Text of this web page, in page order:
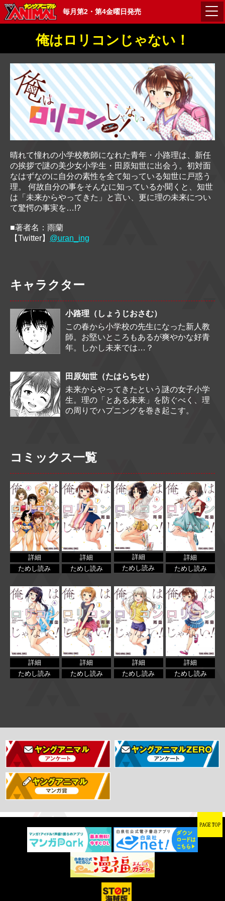
毎月第2・第4金曜日発売
俺はロリコンじゃない！
晴れて憧れの小学校教師になれた青年・小路理は、新任
の挨拶で謎の美少女小学生・田原知世に出会う。初対面
なはずなのに自分の素性を全て知っている知世に戸惑う
理。 何故自分の事をそんなに知っているか聞くと、知世
は「未来からやってきた」と言い、更に理の未来につい
て驚愕の事実を…!?
■著者名：雨蘭
【Twitter】 @uran_ing
キャラクター
小路理 （しょうじおさむ）
この春から小学校の先生になった新人教
師。お堅いところもあるが爽やかな好青
年。しかし未来では…？
田原知世 （たはらちせ）
未来からやってきたという謎の女子小学
生。理の「とある未来」を防ぐべく、理
の周りでハプニングを巻き起こす。
コミックス一覧
詳細
ためし読み
詳細
ためし読み
詳細
ためし読み
詳細
ためし読み
詳細
ためし読み
詳細
ためし読み
詳細
ためし読み
詳細
ためし読み